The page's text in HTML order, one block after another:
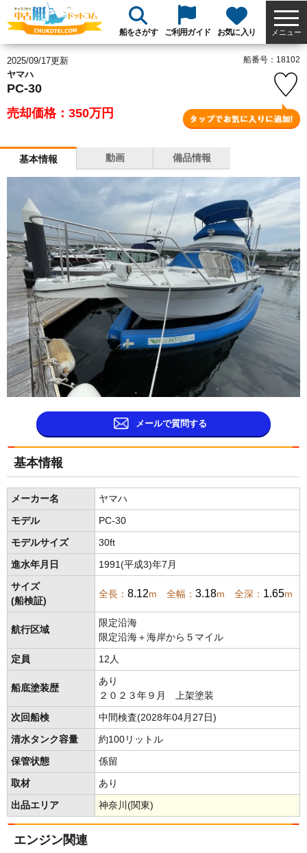
船をさがす ご利用ガイド お気に入り メニュー
2025/09/17更新
ヤマハ
PC-30
売却価格：350万円
船番号：18102
基本情報 動画 備品情報
メールで質問する
基本情報
メーカー名 ヤマハ
モデル PC-30
モデルサイズ 30ft
進水年月日 1991(平成3)年7月
サイズ
(船検証)
全長： 8.12m 全幅： 3.18m 全深： 1.65m
航行区域
限定沿海
限定沿海＋海岸から５マイル
定員 12人
船底塗装歴
あり
２０２３年９月 上架塗装
次回船検 中間検査(2028年04月27日)
清水タンク容量 約100リットル
保管状態 係留
取材 あり
出品エリア 神奈川(関東)
エンジン関連